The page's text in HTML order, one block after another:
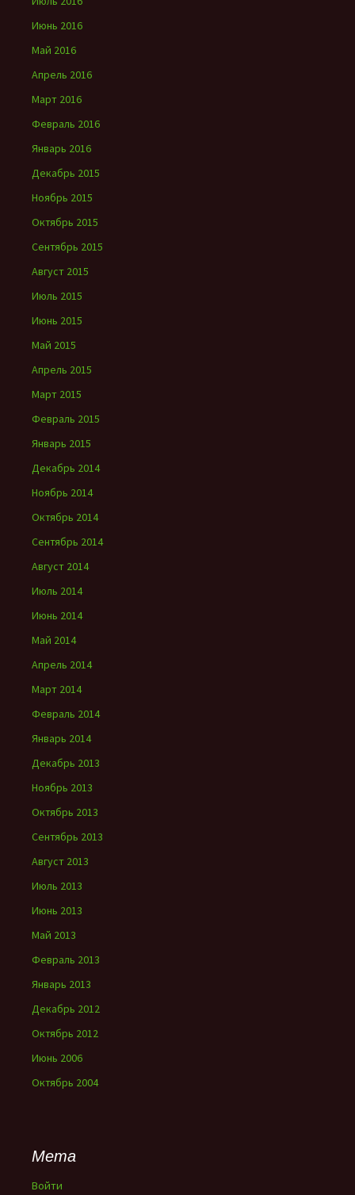
Июнь 2016
Май 2016
Апрель 2016
Март 2016
Февраль 2016
Январь 2016
Декабрь 2015
Ноябрь 2015
Октябрь 2015
Сентябрь 2015
Август 2015
Июль 2015
Июнь 2015
Май 2015
Апрель 2015
Март 2015
Февраль 2015
Январь 2015
Декабрь 2014
Ноябрь 2014
Октябрь 2014
Сентябрь 2014
Август 2014
Июль 2014
Июнь 2014
Май 2014
Апрель 2014
Март 2014
Февраль 2014
Январь 2014
Декабрь 2013
Ноябрь 2013
Октябрь 2013
Сентябрь 2013
Август 2013
Июль 2013
Июнь 2013
Май 2013
Февраль 2013
Январь 2013
Декабрь 2012
Октябрь 2012
Июнь 2006
Октябрь 2004
Мета
Войти